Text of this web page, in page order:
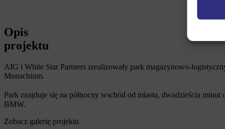
Opis
projektu
AIG i White Star Partners zrealizowały park magazynowo-
Monachium.
Park znajduje się na północny wschód od miasta, dwadzieścia
BMW.
Zobacz galerię projektu